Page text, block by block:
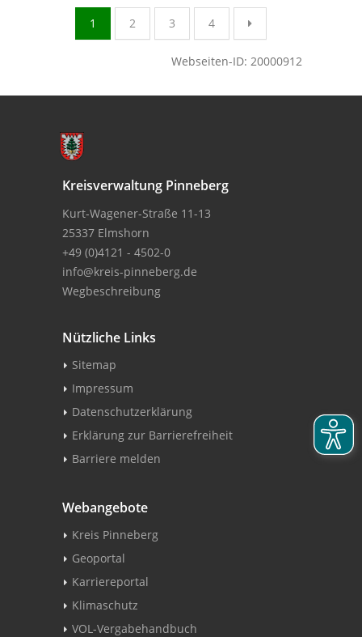
1 2 3 4
Webseiten-ID: 20000912
Kreisverwaltung Pinneberg
Kurt-Wagener-Straße 11-13
25337 Elmshorn
+49 (0)4121 - 4502-0
info@kreis-pinneberg.de
Wegbeschreibung
Nützliche Links
Sitemap
Impressum
Datenschutzerklärung
Erklärung zur Barrierefreiheit
Barriere melden
Webangebote
Kreis Pinneberg
Geoportal
Karriereportal
Klimaschutz
VOL-Vergabehandbuch